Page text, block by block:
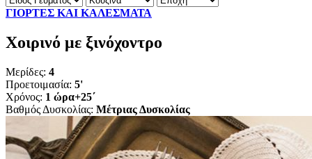
ΓΙΟΡΤΕΣ ΚΑΙ ΚΑΛΕΣΜΑΤΑ
Χοιρινό με ξινόχοντρο
Μερίδες: 4
Προετοιμασία: 5'
Χρόνος: 1 ώρα+25΄
Βαθμός Δυσκολίας: Μέτριας Δυσκολίας